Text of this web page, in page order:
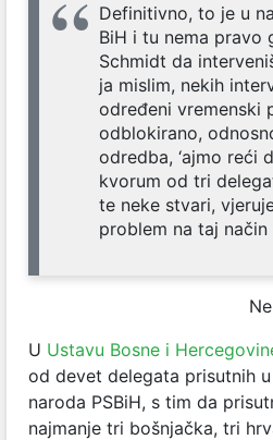
Definitivno, to je u
BiH i tu nema pravo
Schmidt da
ja mislim, nekih
određeni vremenski
odblokirano,
odredba, ‘ajmo reći
kvorum od tri
te neke stvari,
problem na taj
U Ustavu Bosne i
od devet delegata prisutnih
naroda PSBiH, s tim da
najmanje tri bošnjačka, tri